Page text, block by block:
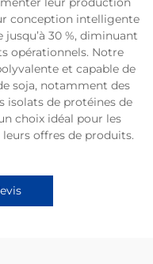
conception intelligente
30 %, diminuant
opérationnels. Notre
et capable de
soja, notamment des
isolats de protéines de
choix idéal pour les
offres de produits.